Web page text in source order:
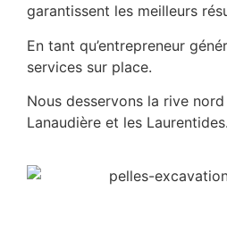
garantissent les meilleurs
En tant qu’entrepreneur
services sur place.
Nous desservons la rive
Lanaudière et les Laurentides.